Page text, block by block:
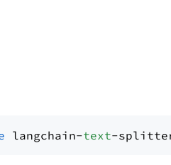
langchain-text